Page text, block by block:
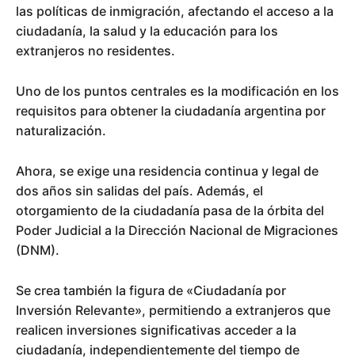
las políticas de inmigración, afectando el acceso a la
ciudadanía, la salud y la educación para los
extranjeros no residentes.
Uno de los puntos centrales es la modificación en los
requisitos para obtener la ciudadanía argentina por
naturalización.
Ahora, se exige una residencia continua y legal de
dos años sin salidas del país. Además, el
otorgamiento de la ciudadanía pasa de la órbita del
Poder Judicial a la Dirección Nacional de Migraciones
(DNM).
Se crea también la figura de «Ciudadanía por
Inversión Relevante», permitiendo a extranjeros que
realicen inversiones significativas acceder a la
ciudadanía, independientemente del tiempo de